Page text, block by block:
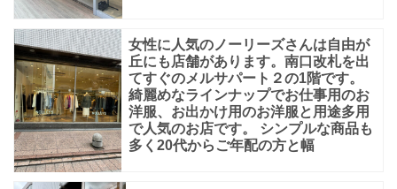
女性に人気のノーリーズさんは自由が
丘にも店舗があります。南口改札を出
てすぐのメルサパート２の1階です。
綺麗めなラインナップでお仕事用のお
洋服、お出かけ用のお洋服と用途多用
で人気のお店です。 シンプルな商品も
多く20代からご年配の方と幅